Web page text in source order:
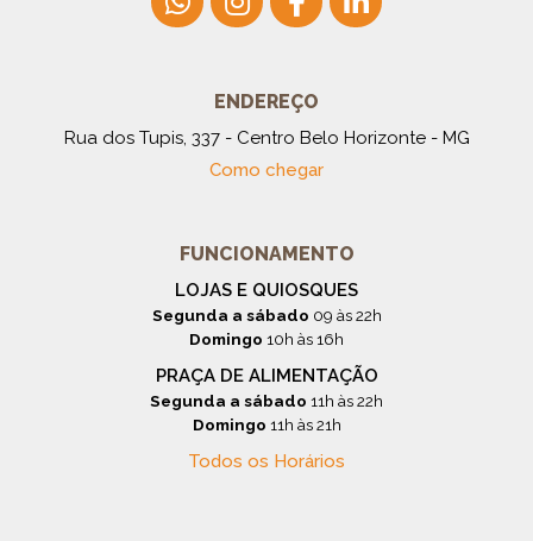
ENDEREÇO
Rua dos Tupis, 337 - Centro Belo Horizonte - MG
Como chegar
FUNCIONAMENTO
LOJAS E QUIOSQUES
Segunda a sábado 09 às 22h
Domingo 10h às 16h
PRAÇA DE ALIMENTAÇÃO
Segunda a sábado 11h às 22h
Domingo 11h às 21h
Todos os Horários